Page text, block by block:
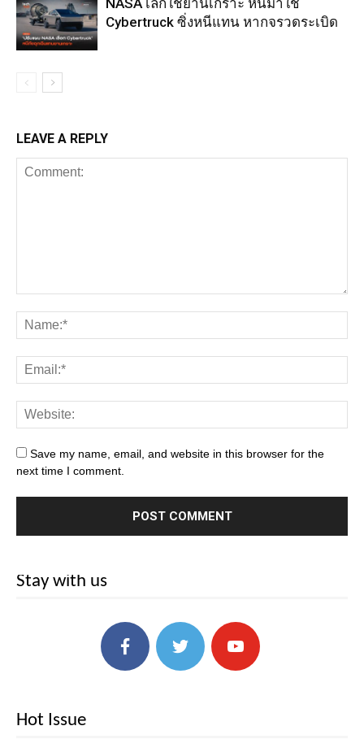
NASA เลิกใช้ยานเกราะ หันมาใช้
Cybertruck ซิ่งหนีแทน หากจรวดระเบิด
LEAVE A REPLY
Save my name, email, and website in this browser for the
next time I comment.
Stay with us
Hot Issue